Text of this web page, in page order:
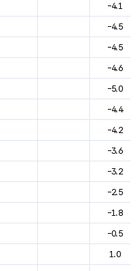
-4.1
-4.5
-4.5
-4.6
-5.0
-4.4
-4.2
-3.6
-3.2
-2.5
-1.8
-0.5
1.0